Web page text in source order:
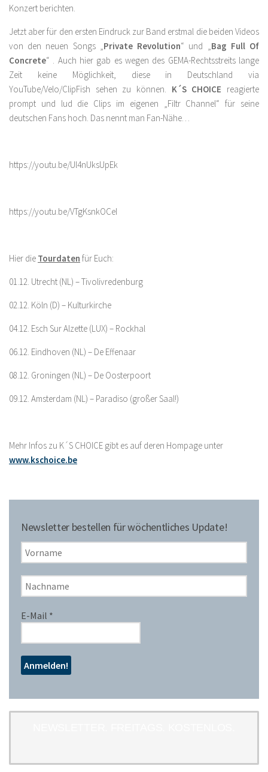
Konzert berichten.
Jetzt aber für den ersten Eindruck zur Band erstmal die beiden Videos
von den neuen Songs „Private Revolution“ und „Bag Full Of
Concrete“ . Auch hier gab es wegen des GEMA-Rechtsstreits lange
Zeit keine Möglichkeit, diese in Deutschland via
YouTube/Velo/ClipFish sehen zu können. K´S CHOICE reagierte
prompt und lud die Clips im eigenen „Filtr Channel“ für seine
deutschen Fans hoch. Das nennt man Fan-Nähe…
https://youtu.be/Ul4nUksUpEk
https://youtu.be/VTgKsnkOCeI
Hier die Tourdaten für Euch:
01.12. Utrecht (NL) – Tivolivredenburg
02.12. Köln (D) – Kulturkirche
04.12. Esch Sur Alzette (LUX) – Rockhal
06.12. Eindhoven (NL) – De Effenaar
08.12. Groningen (NL) – De Oosterpoort
09.12. Amsterdam (NL) – Paradiso (großer Saal!)
Mehr Infos zu K´S CHOICE gibt es auf deren Hompage unter
www.kschoice.be
Newsletter bestellen für wöchentliches Update!
E-Mail *